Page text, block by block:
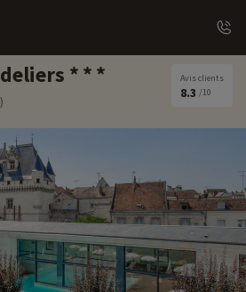
Avis clients
8.3 /10